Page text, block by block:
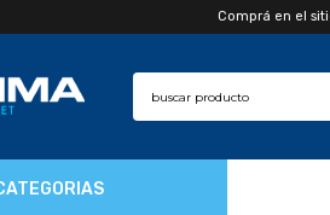
Comprá en el